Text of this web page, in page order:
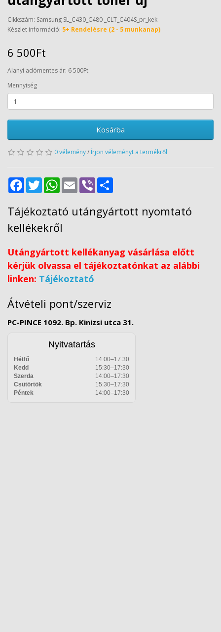
Cikkszám: Samsung SL_C430_C480 _CLT_C404S_pr_kek
Készlet információ: 5+ Rendelésre (2 - 5 munkanap)
6 500Ft
Alanyi adómentes ár: 6 500Ft
Mennyiség
Kosárba
0 vélemény/ Írjon véleményt a termékről
FacebookTwitter WhatsApp
Email Viber
Tájékoztató utángyártott nyomtató
kellékekről
Utángyártott kellékanyag vásárlása előtt
kérjük olvassa el tájékoztatónkat az alábbi
linken: Tájékoztató
Átvételi pont/szerviz
PC-PINCE 1092. Bp. Kinizsi utca 31.
Nyitvatartás
Hétfő
14:00–17:30
Kedd
15:30–17:30
Szerda
14:00–17:30
Csütörtök
15:30–17:30
Péntek
14:00–17:30